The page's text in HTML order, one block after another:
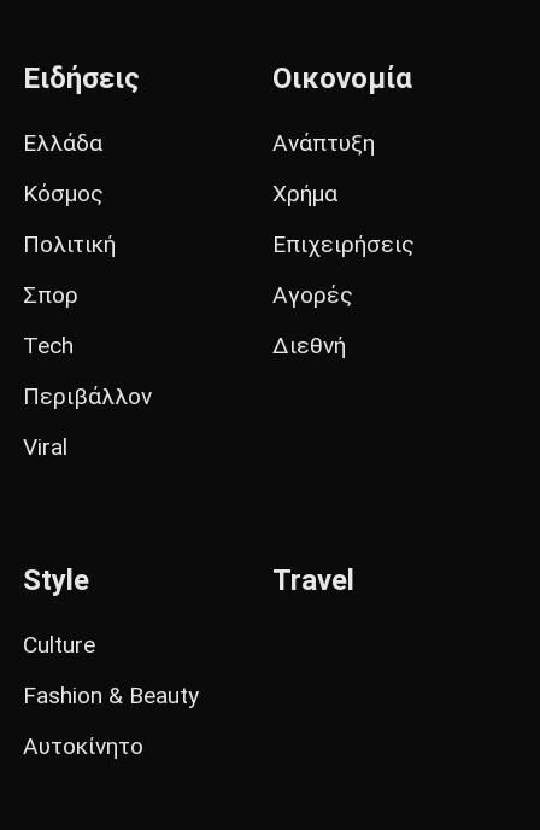
Ειδήσεις
Ελλάδα
Κόσμος
Πολιτική
Σπορ
Tech
Περιβάλλον
Viral
Οικονομία
Ανάπτυξη
Χρήμα
Επιχειρήσεις
Αγορές
Διεθνή
Style
Culture
Fashion & Beauty
Αυτοκίνητο
Travel